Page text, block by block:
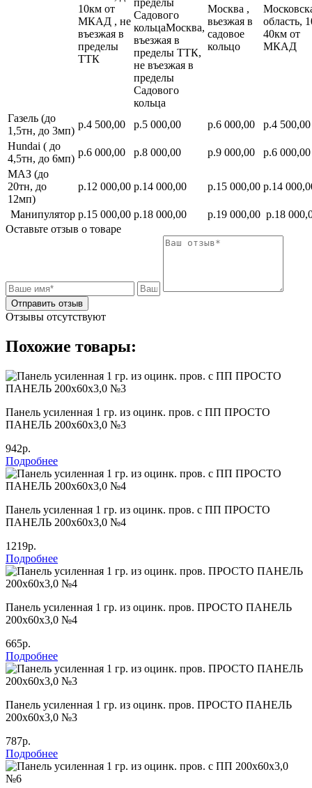
10км от
МКАД , не
въезжая в
пределы
ТТК
Садового
кольцаМосква,
въезжая в
пределы ТТК,
не въезжая в
пределы
Садового
кольца
Москва ,
вьезжая в
садовое
кольцо
область,
40км от
МКАД
Газель (до
1,5тн, до 3мп)
р.4 500,00 р.5 000,00 р.6 000,00
р.4 500,00
Hundai ( до
4,5тн, до 6мп)
р.6 000,00 р.8 000,00 р.9 000,00
р.6 000,00
МАЗ (до
20тн, до
12мп)
р.12 000,00 р.14 000,00 р.15 000,00 р.14
Манипулятор р.15 000,00 р.18 000,00 р.19 000,00 р.18
Оставьте отзыв о товаре
Отправить отзыв
Отзывы отсутствуют
Похожие товары:
Панель усиленная 1 гр. из оцинк. пров. с ПП ПРОСТО
ПАНЕЛЬ 200х60х3,0 №3
942р.
Подробнее
Панель усиленная 1 гр. из оцинк. пров. с ПП ПРОСТО
ПАНЕЛЬ 200х60х3,0 №4
1219р.
Подробнее
Панель усиленная 1 гр. из оцинк. пров. ПРОСТО ПАНЕЛЬ
200х60х3,0 №4
665р.
Подробнее
Панель усиленная 1 гр. из оцинк. пров. ПРОСТО ПАНЕЛЬ
200х60х3,0 №3
787р.
Подробнее